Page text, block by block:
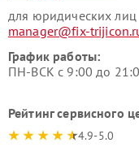
для юридических лиц
manager@fix-
График работы:
ПН-ВСК с 9:00 до
Рейтинг сервисного
4.9-5.0